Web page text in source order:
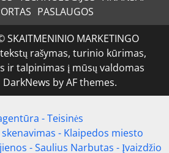
PASLAUGOS
SKAITMENINIO MARKETINGO
tekstų rašymas, turinio kūrimas,
ir talpinimas į mūsų valdomas
DarkNews by AF themes.
-Teisinės
- Klaipedos miesto
-Saulius Narbutas -Įvaizdžio